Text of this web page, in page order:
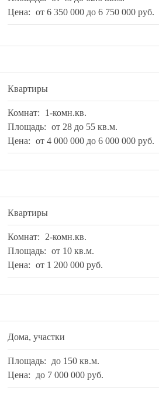
Цена: от 6 350 000 до 6 750 000 руб.
Квартиры
Комнат:
1-комн.кв.
Площадь: от 28 до 55 кв.м.
Цена: от 4 000 000 до 6 000 000 руб.
Квартиры
Комнат:
2-комн.кв.
Площадь: от 10 кв.м.
Цена: от 1 200 000 руб.
Дома, участки
Площадь:
до 150 кв.м.
Цена:
до 7 000 000 руб.